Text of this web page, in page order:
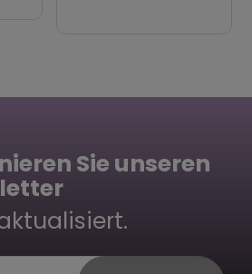
Sie unseren